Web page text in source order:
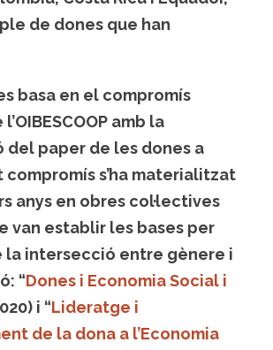
de dones que han
basa en el compromís
amb la
paper de les dones a
compromís s’ha materialitzat
anys en obres col·lectives
van establir les bases per
la intersecció entre gènere i
“Dones i Economia Social i
i “Lideratge i
de la dona a l’Economia